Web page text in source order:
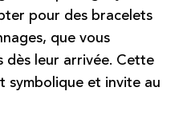
pour des bracelets
que vous
leur arrivée. Cette
symbolique et invite au